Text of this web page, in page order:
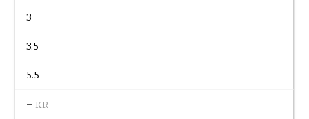
3
3.5
5.5
– KR